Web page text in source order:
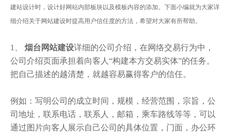
建站设计时，设计好网站内部板块以及模板内容的添加。下面小编就为大家详
细介绍关于网站建设时提高用户信任度的方法，希望对大家有所帮助。
1、 烟台网站建设详细的公司介绍，在网络交易行为中，
公司介绍页面承担着向客人“构建本方交易实体”的任务。
把自己描述的越清楚，就越容易赢得客户的信任。
例如：写明公司的成立时间，规模，经营范围，宗旨，公
司地址，联系电话，联系人，邮箱，乘车路线等等，可以
通过图片向客人展示自己公司的具体位置，门面，办公环